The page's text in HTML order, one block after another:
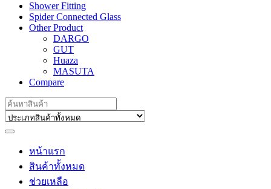
Shower Fitting
Spider Connected Glass
Other Product
DARGO
GUT
Huaza
MASUTA
Compare
Search
for:
หน้าแรก
สินค้าทั้งหมด
ช่วยเหลือ